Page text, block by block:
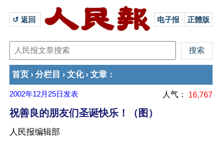
↺ 返回 电子报 正體版
首页 › 分栏目 › 文化› 文章 ：
2002年12月25日 发表 人气： 16,767
祝善良的朋友们圣诞快乐！（图）
人民报编辑部